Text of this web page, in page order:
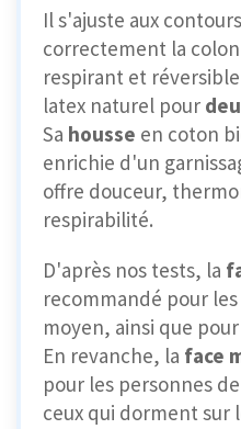
Il s'ajuste aux
correctement la
respirant et
latex naturel pour
Sa housse en coton
enrichie d'un
offre douceur,
respirabilité.
D'après nos tests, la
recommandé pour
moyen, ainsi que
En revanche, la face
pour les personnes
ceux qui dorment sur